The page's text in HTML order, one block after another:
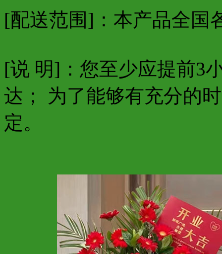
[配送范围]：本产品全国
[说 明]：您至少应提前3
达； 为了能够有充分的
定。